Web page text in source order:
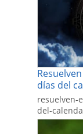
días del
resuelven-
del-